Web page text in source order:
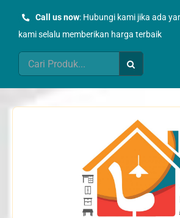
Call us now: Hubungi kami jika ada
kami selalu memberikan harga terbaik
Search
for: